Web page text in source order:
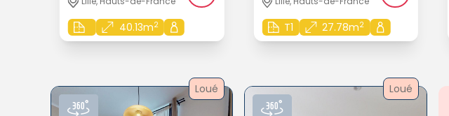
40.13m2 T1 27.78m2
Loué Loué